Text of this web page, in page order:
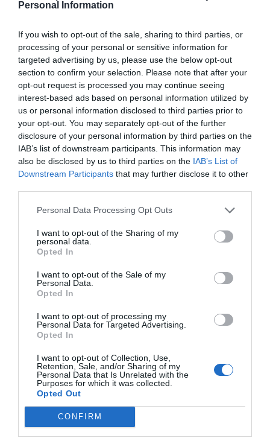
Personal Information
If you wish to opt-out of the sale, sharing to third parties, or
processing of your personal or sensitive information for
targeted advertising by us, please use the below opt-out
section to confirm your selection. Please note that after your
opt-out request is processed you may continue seeing
interest-based ads based on personal information utilized by
us or personal information disclosed to third parties prior to
your opt-out. You may separately opt-out of the further
disclosure of your personal information by third parties on the
IAB’s list of downstream participants. This information may
also be disclosed by us to third parties on the IAB’s List of
Downstream Participants that may further disclose it to other
Personal Data Processing Opt Outs
I want to opt-out of the Sharing of my
personal data.
Opted In
I want to opt-out of the Sale of my
Personal Data.
Opted In
I want to opt-out of processing my
Personal Data for Targeted Advertising.
Opted In
I want to opt-out of Collection, Use,
Retention, Sale, and/or Sharing of my
Personal Data that Is Unrelated with the
Purposes for which it was collected.
Opted Out
CONFIRM
OPINIÓN
Vox pide devolver a los hijos con sus padres...
y es fascista...el PNV opina lo mismo... y es
progresista
Redacción 06/08/26 17:03
ECONOMÍA
Siemens baja en bolsa, pese a que vuelve a
elevar previsiones, tras un trimestre récord
Cristina Martín 06/08/26 15:12
OPINIÓN
abandonado a su país, porque Ceuta es
España. Tenemos un Gobierno en
connivencia con Marruecos”: acusa una ceutí
Hispanidad 06/08/26 11:30
Marcelo Gullo: “El trabajo de desmitificar la
historia, de poner la verdadera, de
desmontar la falsificación, es un trabajo
cristiano"
Artículos anteriores
DIARIO DE LA CORRUPCIÓN SANCHISTA
Diario de la corrupción sanchista. La